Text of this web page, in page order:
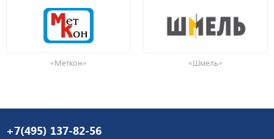
«Меткон» «Шмель»
+7(495) 137-82-56